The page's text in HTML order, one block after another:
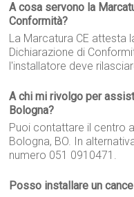
A cosa servono la
Conformità?
La Marcatura CE attesta
Dichiarazione di
l'installatore deve
A chi mi rivolgo per
Bologna?
Puoi contattare il centro
Bologna, BO. In
numero 051 0910471.
Posso installare un